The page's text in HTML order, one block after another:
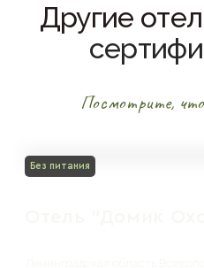
Другие
Посмотрите,
Без питания